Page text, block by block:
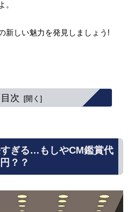
。
新しい魅力を発見しましょう!
目次
ぎる…もしやCM鑑賞代
？？